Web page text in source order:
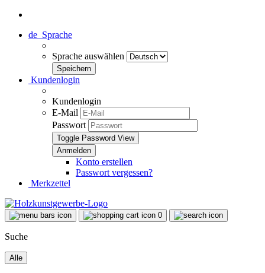
de Sprache
Sprache auswählen
Kundenlogin
Kundenlogin
E-Mail
Passwort
Toggle Password View
Konto erstellen
Passwort vergessen?
Merkzettel
0
Suche
Alle